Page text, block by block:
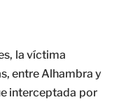
la víctima
entre Alhambra y
interceptada por